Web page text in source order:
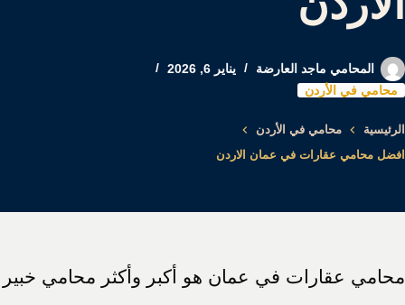
المحامي ماجد العارضة
يناير 6, 2026
محامي في الأردن
الرئيسية
محامي في الأردن
افضل محامي عقارات في عمان الاردن
محامي عقارات في عمان هو أكبر وأكثر محامي خبير